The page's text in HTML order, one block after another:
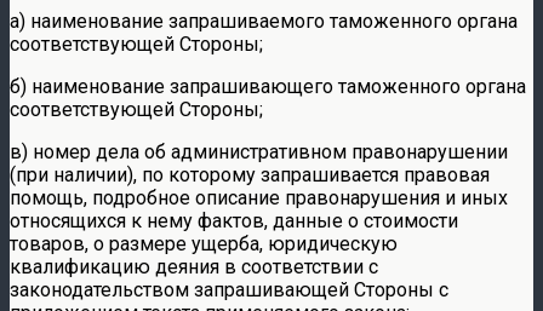
а) наименование запрашиваемого таможенного органа
соответствующей Стороны;
б) наименование запрашивающего таможенного органа
соответствующей Стороны;
в) номер дела об административном правонарушении
(при наличии), по которому запрашивается правовая
помощь, подробное описание правонарушения и иных
относящихся к нему фактов, данные о стоимости
товаров, о размере ущерба, юридическую
квалификацию деяния в соответствии с
законодательством запрашивающей Стороны с